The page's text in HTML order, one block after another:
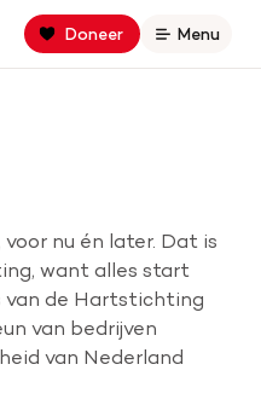
Doneer
Open
Menu
nu én later. Dat is
want alles start
de Hartstichting
van bedrijven
van Nederland